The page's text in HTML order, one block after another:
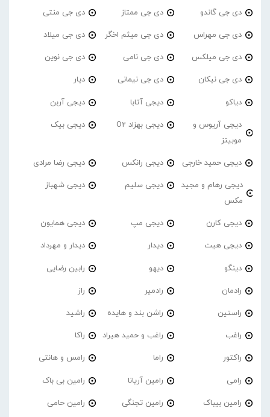
دی جی گاندو دی جی ممتاز دی جی منتی
دی جی مهراس دی جی میثم اخگر دی جی میلاد
دی جی میلکس دی جی نامی دی جی نوین
دی جی نیکان دی جی نیمانی دیار
دیاکو دیجی آتابا دیجی آربن
دیجی آریوس و
موبیتز
دیجی بهزاد O2 دیجی بیک
دیجی حمید خارجی دیجی رانکس دیجی رضا مرادی
دیجی رهام و مجید
مکس
دیجی سلیم دیجی شهباز
دیجی کارن دیجی مپ دیجی همایون
دیجی هیت دیدار دیدار و مهرداد
دینگو دیهو رابین رضایی
رادمان رادمیر راز
راستین راشن بند و هایده راشید
راغب راغب و حمید هیراد راکا
راکتور راما رامس و هانتی
رامی رامین آریانا رامین بی باک
رامین بیباک رامین تجنگی رامین حامی